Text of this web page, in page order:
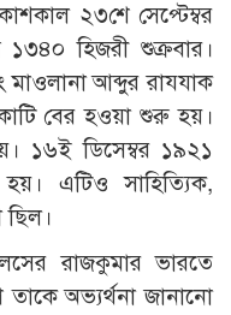
২৩শে সেপ্টেম্বর
হিজরী শুক্রবার।
মাওলানা আব্দুর রাযযাক
বের হওয়া শুরু হয়।
১৬ই ডিসেম্বর ১৯২১
এটিও সাহিত্যিক,
ছিল।
রাজকুমার ভারতে
অভ্যর্থনা জানানো